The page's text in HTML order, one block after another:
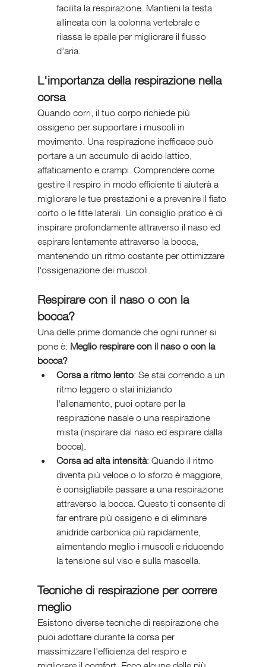
facilita la respirazione. Mantieni la testa
allineata con la colonna vertebrale e
rilassa le spalle per migliorare il flusso
d’aria.
L'importanza della respirazione nella
corsa
Quando corri, il tuo corpo richiede più
ossigeno per supportare i muscoli in
movimento. Una respirazione inefficace può
portare a un accumulo di acido lattico,
affaticamento e crampi. Comprendere come
gestire il respiro in modo efficiente ti aiuterà a
migliorare le tue prestazioni e a prevenire il fiato
corto o le fitte laterali. Un consiglio pratico è di
inspirare profondamente attraverso il naso ed
espirare lentamente attraverso la bocca,
mantenendo un ritmo costante per ottimizzare
l'ossigenazione dei muscoli.
Respirare con il naso o con la
bocca?
Una delle prime domande che ogni runner si
pone è: Meglio respirare con il naso o con la
bocca?
Corsa a ritmo lento: Se stai correndo a un
ritmo leggero o stai iniziando
l'allenamento, puoi optare per la
respirazione nasale o una respirazione
mista (inspirare dal naso ed espirare dalla
bocca).
Corsa ad alta intensità: Quando il ritmo
diventa più veloce o lo sforzo è maggiore,
è consigliabile passare a una respirazione
attraverso la bocca. Questo ti consente di
far entrare più ossigeno e di eliminare
anidride carbonica più rapidamente,
alimentando meglio i muscoli e riducendo
la tensione sul viso e sulla mascella.
Tecniche di respirazione per correre
meglio
Esistono diverse tecniche di respirazione che
puoi adottare durante la corsa per
massimizzare l'efficienza del respiro e